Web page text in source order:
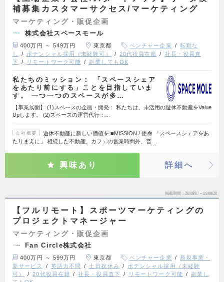
補募集カスタマーサクセス/マーケティング
マーケティング・販促企画
株式会社スペースモール
400万円 ～ 549万円 東京都 ベンチャー企業
転勤な
し
ポテンシャル採用（未経験可） 20代役員在籍
社長・役員直
下
リモートワーク可能 副業してもOK
私たちのミッション： 「スペースシェア
をあたり前にする」ことを目指していま
す。 一つ一つのスペースが多…
【事業展開】 (1)スペースの企画・開発： 私たちは、未活用の遊休不動産をValue
Upします。 (2)スペースの運営代行：…
会社概要
遊休不動産に新しい価値を ■MISSION / 使命 「スペースシェアをあ
たりまえに」 相続した不動産、カフェの営業時間外、普…
興味あり 詳細へ
掲載期間 26/08/07～26/08/20
【フルリモート】スポーツマーケティングの
プロジェクトマネージャー
マーケティング・販促企画
Fan Circle株式会社
400万円 ～ 599万円 東京都 ベンチャー企業
新規事業・
新サービス
英語力不問 土日祝休み
ポテンシャル採用（未経験
可）
20代役員在籍 社長・役員直下 リモートワーク可能
副業し